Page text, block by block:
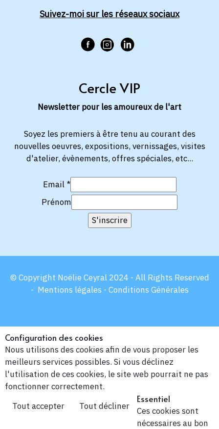
Suivez-moi sur les réseaux sociaux
Cercle VIP
Newsletter pour les amoureux de l'art
Soyez les premiers à être tenu au courant des
nouvelles oeuvres, expositions, vernissages, visites
d'atelier, évènements, offres spéciales, etc...
Email *
Prénom
© Copyright Noëlie Ceyral 2024 - All Rights Reserved
- Mentions légales - Conditions Générales
Configuration des cookies
Nous utilisons des cookies afin de vous proposer les
meilleurs services possibles. Si vous déclinez
l'utilisation de ces cookies, le site web pourrait ne pas
fonctionner correctement.
Tout accepter
Tout décliner
Essentiel
Ces cookies sont
nécessaires au bon